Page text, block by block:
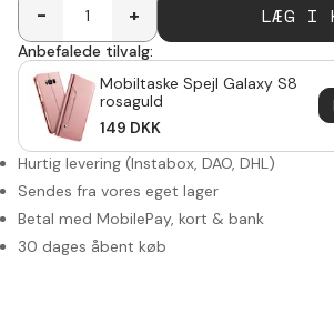
-
+ LÆG I
Anbefalede tilvalg:
Mobiltaske Spejl Galaxy S8
rosaguld
149 DKK
Hurtig levering (Instabox, DAO, DHL)
Sendes fra vores eget lager
Betal med MobilePay, kort & bank
30 dages åbent køb